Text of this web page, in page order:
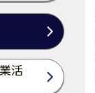
活